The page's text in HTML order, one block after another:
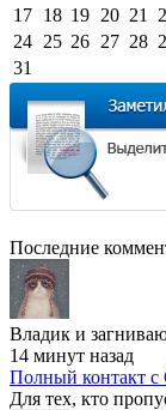
17 18 19 20 21
24 25 26 27 28
31
Последние
Владик и
14 минут назад
Полный контакт с
Для тех, кто